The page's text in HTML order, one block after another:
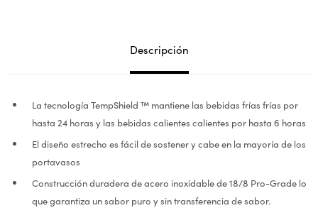
Descripción
La tecnología TempShield ™ mantiene las bebidas frías frías por
hasta 24 horas y las bebidas calientes calientes por hasta 6 horas
El diseño estrecho es fácil de sostener y cabe en la mayoría de los
portavasos
Construcción duradera de acero inoxidable de 18/8 Pro-Grade lo
que garantiza un sabor puro y sin transferencia de sabor.